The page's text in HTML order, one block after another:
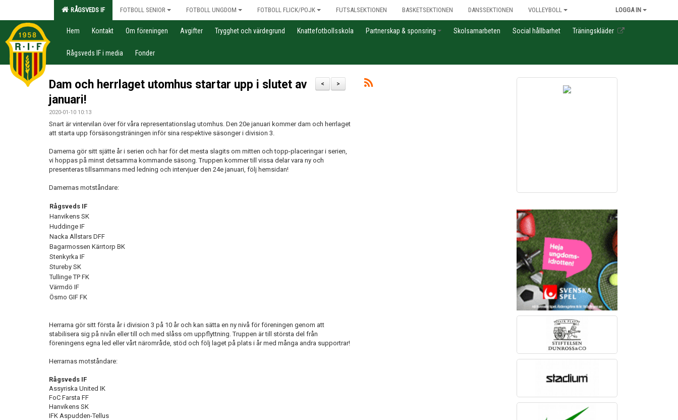
RÅGSVEDS IF FOTBOLL SENIOR FOTBOLL UNGDOM FOTBOLL FLICK/POJK FUTSALSEKTIONEN BASKETSEKTIONEN DANSSEKTIONEN VOLLEYBOLL LOGGA IN
Hem Kontakt Om föreningen Avgifter Trygghet och värdegrund Knattefotbollsskola Partnerskap & sponsring Skolsamarbeten Social hållbarhet Träningskläder
Rågsveds IF i media Fonder
>
<
Dam och herrlaget utomhus startar upp i slutet av
januari!
2020-01-10 10:13
Snart är vintervilan över för våra representationslag utomhus. Den 20e januari kommer dam och herrlaget
att starta upp försäsongsträningen inför sina respektive säsonger i division 3.
Damerna gör sitt sjätte år i serien och har för det mesta slagits om mitten och topp-placeringar i serien,
vi hoppas på minst detsamma kommande säsong. Truppen kommer till vissa delar vara ny och
presenteras tillsammans med ledning och intervjuer den 24e januari, följ hemsidan!
Damernas motståndare:
Rågsveds IF
Hanvikens SK
Huddinge IF
Nacka Allstars DFF
Bagarmossen Kärrtorp BK
Stenkyrka IF
Stureby SK
Tullinge TP FK
Värmdö IF
Ösmo GIF FK
Herrarna gör sitt första år i division 3 på 10 år och kan sätta en ny nivå för föreningen genom att
stabilisera sig på nivån eller till och med slåss om uppflyttning. Truppen är till största del från
föreningens egna led eller vårt närområde, stöd och följ laget på plats i år med många andra supportrar!
Herrarnas motståndare:
Rågsveds IF
Assyriska United IK
FoC Farsta FF
Hanvikens SK
IFK Aspudden-Tellus